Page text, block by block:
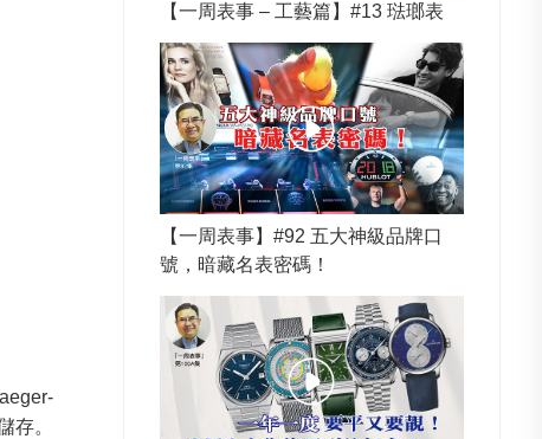
存。
【一周表事 – 工藝篇】#13 琺瑯表
【一周表事】#92 五大神級品牌口
號，暗藏名表密碼！